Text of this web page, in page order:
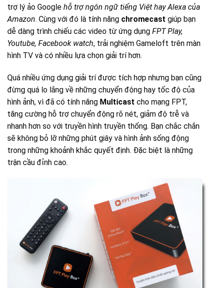
trợ lý ảo Google hỗ trợ ngôn ngữ tiếng Việt hay Alexa của
Amazon. Cùng với đó là tính năng chromecast giúp bạn
dễ dàng trình chiếu các video từ ứng dụng FPT Play,
Youtube, Facebook watch, trải nghiệm Gameloft trên màn
hình TV và có nhiều lựa chọn giải trí hơn.
Quá nhiều ứng dụng giải trí được tích hợp nhưng bạn cũng
đừng quá lo lắng về những chuyển động hay tốc độ của
hình ảnh, vì đã có tính năng Multicast cho mạng FPT,
tăng cường hỗ trợ chuyển động rõ nét, giảm độ trễ và
nhanh hơn so với truyền hình truyền thống. Bạn chắc chắn
sẽ không bỏ lỡ những phút giây và hình ảnh sống động
trong những khoảnh khắc quyết định. Đặc biệt là những
trận cầu đỉnh cao.